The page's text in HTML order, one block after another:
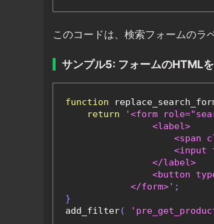
このコードは、検索フォームのラ
サンプル5: フォームのHTML
function
return
'<form
                <label>
<span
<input
                </label>
<button
            </form>'
;
}
add_filter(